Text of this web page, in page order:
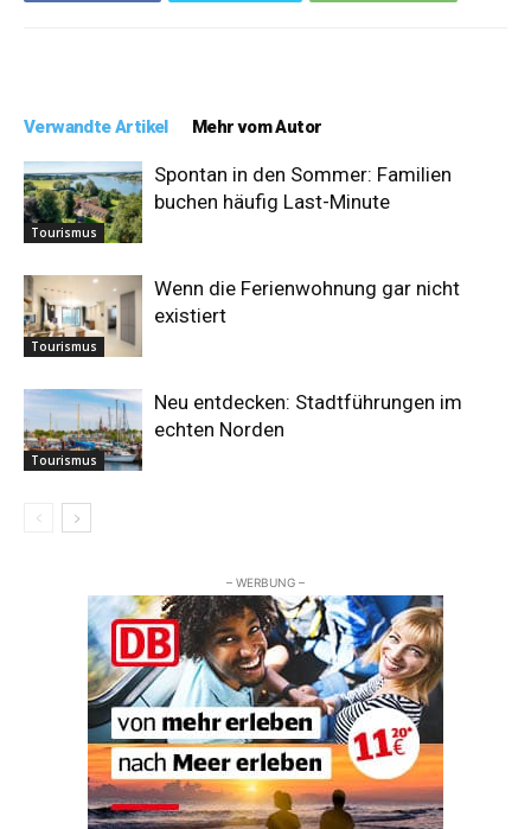
Verwandte Artikel Mehr vom Autor
Tourismus
Spontan in den Sommer: Familien
buchen häufig Last-Minute
Tourismus
Wenn die Ferienwohnung gar nicht
existiert
Tourismus
Neu entdecken: Stadtführungen im
echten Norden
– WERBUNG –